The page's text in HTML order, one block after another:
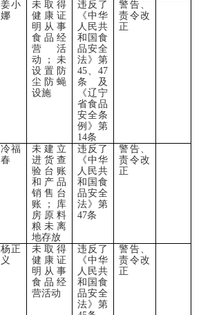
姜小
娜
未取得
健康证
明从事
食品经
营活
动；未
设置防
尘防蝇
设施
违反了
《中华
人民共
和国食
品安全
法》第
45、47
条及
《辽宁
省食品
安全条
例》第
14条
警告、
责令改
正
冷福
春
未建立
进货查
验台账
和产品
销售台
账；库
房原料
粮未离
地存放
违反了
《中华
人民共
和国食
品安全
法》第
47条
警告、
责令改
正
杨正
义
未取得
健康证
明从事
食品经
营活动
违反了
《中华
人民共
和国食
品安全
法》第
警告、
责令改
正